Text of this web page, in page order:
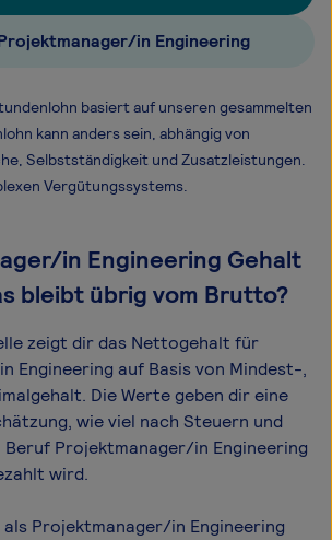
in Engineering
basiert auf unseren gesammelten
kann anders sein, abhängig von
Selbstständigkeit und Zusatzleistungen.
Vergütungssystems.
in Engineering Gehalt
bleibt übrig vom Brutto?
zeigt dir das Netto­gehalt für
Engineering auf Basis von Mindest-,
Die Werte geben dir eine
wie viel nach Steuern und
Beruf Projektmanager/in Engineering
wird.
Projektmanager/in Engineering